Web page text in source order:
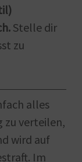
Stelle dir
zu
alles
zu verteilen,
wird auf
Im